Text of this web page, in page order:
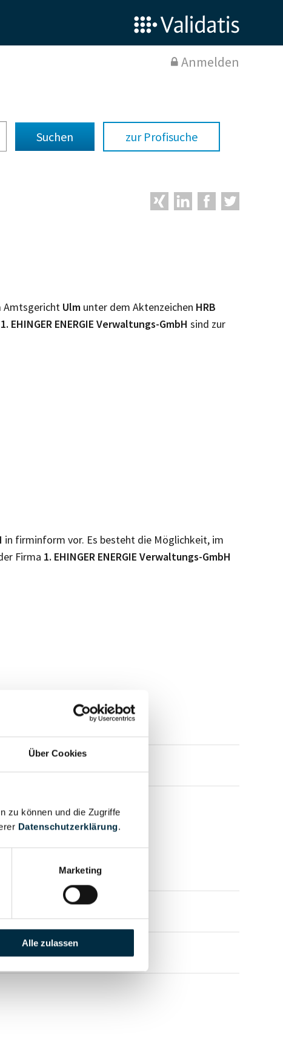
Über Cookies
zu können und die Zugriffe
Datenschutzerklärung.
Marketing
Alle zulassen
Anmelden
zur Profisuche
Amtsgericht Ulm unter dem Aktenzeichen HRB
1. EHINGER ENERGIE Verwaltungs-GmbH sind zur
in firminform vor. Es besteht die Möglichkeit, im
Firma 1. EHINGER ENERGIE Verwaltungs-GmbH
anfragen
anfragen